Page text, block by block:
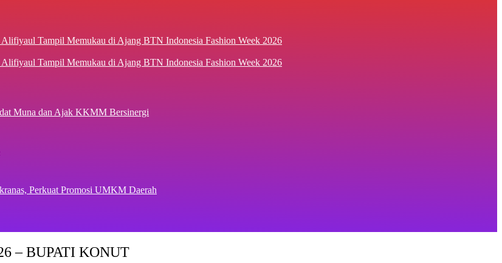
Tampil Memukau di Ajang BTN Indonesia Fashion Week 2026
Muna dan Ajak KKMM Bersinergi
Perkuat Promosi UMKM Daerah
– BUPATI KONUT